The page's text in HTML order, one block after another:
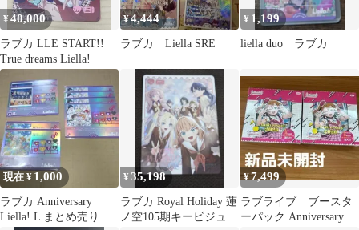
¥40,000
ラブカ LLE START!!
True dreams Liella!
¥4,444
ラブカ Liella SRE
¥ 1,199
liella duo ラブカ
現在 ¥ 1,000
ラブカ Anniversary
Liella! L まとめ売り
¥35,198
ラブカ Royal Holiday 蓮
ノ空105期キービジュア
¥7,499
ラブライブ ブースタ
ーパック Anniversary